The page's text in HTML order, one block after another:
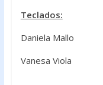
Teclados:
Daniela Mallo
Vanesa Viola